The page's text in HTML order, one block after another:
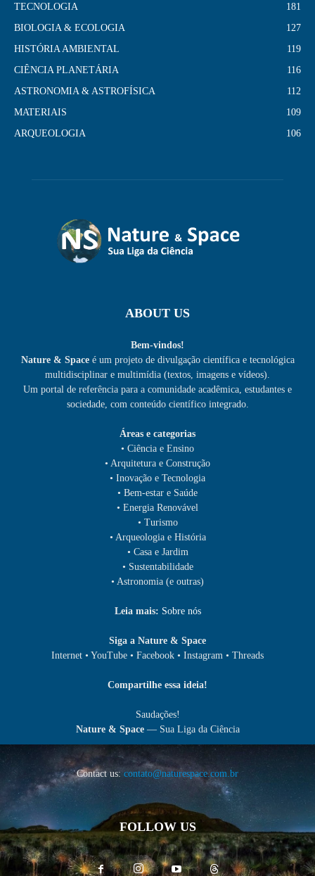
TECNOLOGIA
181
BIOLOGIA & ECOLOGIA
127
HISTÓRIA AMBIENTAL
119
CIÊNCIA PLANETÁRIA
116
ASTRONOMIA & ASTROFÍSICA
112
MATERIAIS
109
ARQUEOLOGIA
106
ABOUT US
Bem-vindos!
Nature & Spaceé um projeto de divulgação científica e tecnológica
multidisciplinar e multimídia (textos, imagens e vídeos).
Um portal de referência para a comunidade acadêmica, estudantes e
sociedade, com conteúdo científico integrado.
Áreas e categorias
• Ciência e Ensino
• Arquitetura e Construção
• Inovação e Tecnologia
• Bem-estar e Saúde
• Energia Renovável
• Turismo
• Arqueologia e História
• Casa e Jardim
• Sustentabilidade
• Astronomia (e outras)
Leia mais: Sobre nós
Siga a Nature & Space
Internet • YouTube • Facebook • Instagram • Threads
Compartilhe essa ideia!
Saudações!
Nature & Space— Sua Liga da Ciência
Contact us:contato@naturespace.com.br
FOLLOW US